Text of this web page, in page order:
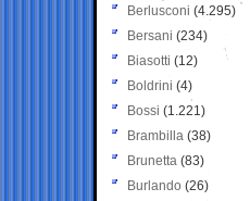
Berlusconi (4.295)
Bersani (234)
Biasotti (12)
Boldrini (4)
Bossi (1.221)
Brambilla (38)
Brunetta (83)
Burlando (26)